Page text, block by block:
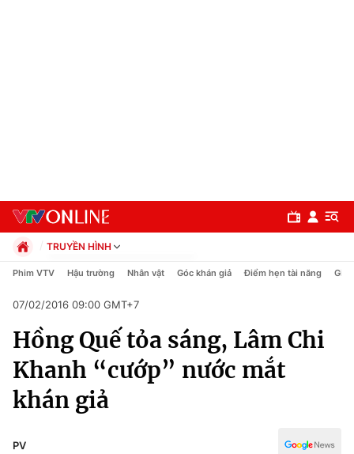
Chuyên mục
Chính trị
Xã hội
TRUYỀN HÌNH
Chính trị
Pháp luật
Kinh tế
Thể thao
Truyền hình
Văn hóa - Giải trí
Phim VTV Hậu trường Nhân vật Góc khán giả Điểm hẹn tài năng Giải
07/02/2016 09:00 GMT+7
Hồng Quế tỏa sáng, Lâm Chi
Khanh “cướp” nước mắt
khán giả
PV